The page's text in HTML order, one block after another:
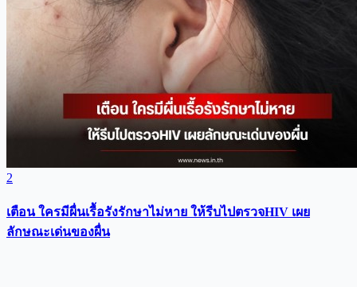
2
เตือน ใครมีผื่นเรื้อรังรักษาไม่หาย ให้รีบไปตรวจHIV เผย
ลักษณะเด่นของผื่น